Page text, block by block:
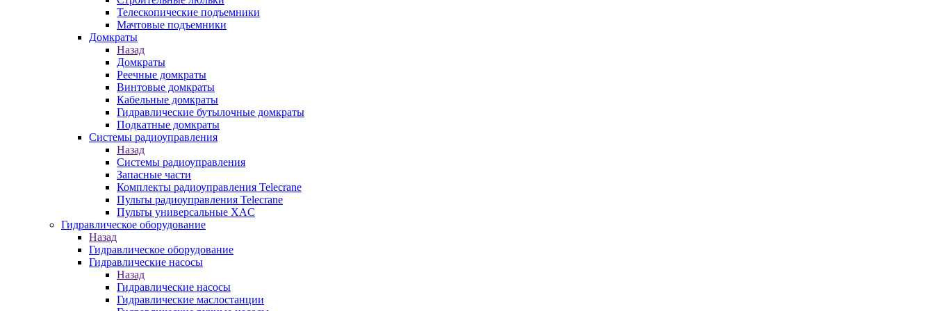
Телескопические подъемники
Мачтовые подъемники
Домкраты
Назад
Домкраты
Реечные домкраты
Винтовые домкраты
Кабельные домкраты
Гидравлические бутылочные домкраты
Подкатные домкраты
Системы радиоуправления
Назад
Системы радиоуправления
Запасные части
Комплекты радиоуправления Telecrane
Пульты радиоуправления Telecrane
Пульты универсальные XAC
Гидравлическое оборудование
Назад
Гидравлическое оборудование
Гидравлические насосы
Назад
Гидравлические насосы
Гидравлические маслостанции